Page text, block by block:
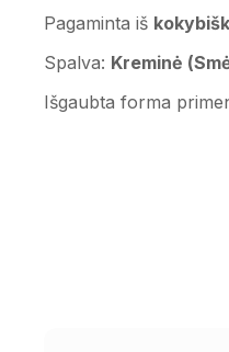
Pagaminta iš
Spalva: Kreminė
Išgaubta forma